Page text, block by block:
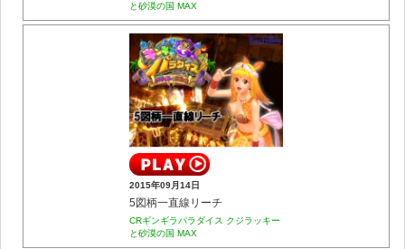
と砂漠の国 MAX
2015年09月14日
5図柄一直線リーチ
CRギンギラパラダイス クジラッキー
と砂漠の国 MAX